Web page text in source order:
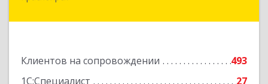
Клиентов на сопровождении
493
1С:Специалист
27